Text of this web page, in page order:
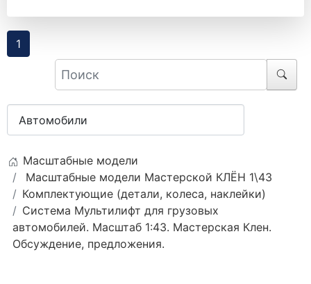
1
Масштабные модели
Масштабные модели Мастерской КЛЁН 1\43
Комплектующие (детали, колеса, наклейки)
Система Мультилифт для грузовых
автомобилей. Масштаб 1:43. Мастерская Клен.
Обсуждение, предложения.